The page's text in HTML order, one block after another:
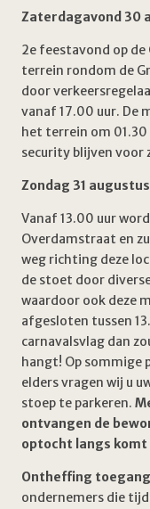
Zaterdagavond 30
2e feestavond op
terrein rondom de
door
vanaf 17.00 uur. De
het terrein om 01.30
security blijven voor
Zondag 31
Vanaf 13.00 uur
Overdamstraat en
weg richting deze
de stoet door
waardoor ook deze
afgesloten tussen
carnavalsvlag dan
hangt! Op sommige
elders vragen wij u
stoep te parkeren.
ontvangen de
optocht langs
Ontheffing
ondernemers die